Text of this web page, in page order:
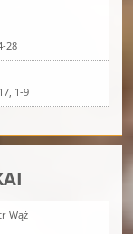
28
1-9
Wąż